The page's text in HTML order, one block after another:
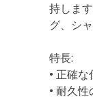
持しま
グ、シ
特長:
• 正確
• 耐久